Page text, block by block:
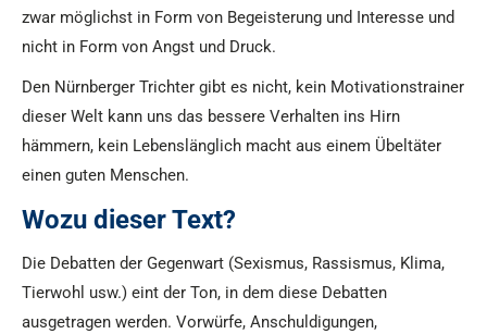
zwar möglichst in Form von Begeisterung und Interesse und
nicht in Form von Angst und Druck.
Den Nürnberger Trichter gibt es nicht, kein Motivationstrainer
dieser Welt kann uns das bessere Verhalten ins Hirn
hämmern, kein Lebenslänglich macht aus einem Übeltäter
einen guten Menschen.
Wozu dieser Text?
Die Debatten der Gegenwart (Sexismus, Rassismus, Klima,
Tierwohl usw.) eint der Ton, in dem diese Debatten
ausgetragen werden. Vorwürfe, Anschuldigungen,